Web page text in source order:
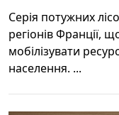
Серія потужних
регіонів Франції,
мобілізувати
населення. ...